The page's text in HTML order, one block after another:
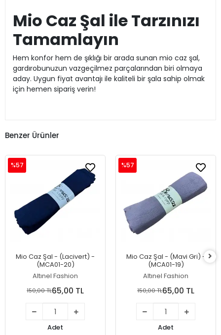
Mio Caz Şal ile Tarzınızı
Tamamlayın
Hem konfor hem de şıklığı bir arada sunan mio caz şal,
gardırobunuzun vazgeçilmez parçalarından biri olmaya
aday. Uygun fiyat avantajı ile kaliteli bir şala sahip olmak
için hemen sipariş verin!
Benzer Ürünler
Mio Caz Şal - (Lacivert) -
(MCA01-20)
Altınel Fashion
%57
150,00 TL65,00 TL
Adet
Mio Caz Şal - (Mavi Gri) -
(MCA01-19)
Altınel Fashion
%57
150,00 TL65,00 TL
Adet